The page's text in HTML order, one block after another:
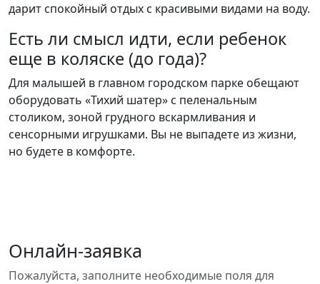
дарит спокойный отдых с красивыми видами на воду.
Есть ли смысл идти, если ребенок
еще в коляске (до года)?
Для малышей в главном городском парке обещают
оборудовать «Тихий шатер» с пеленальным
столиком, зоной грудного вскармливания и
сенсорными игрушками. Вы не выпадете из жизни,
но будете в комфорте.
Онлайн-заявка
Пожалуйста, заполните необходимые поля для